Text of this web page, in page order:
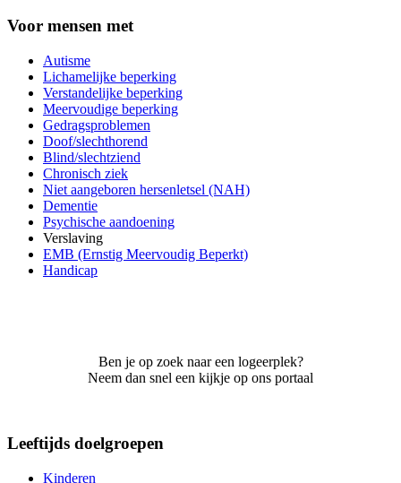
Voor mensen met
Autisme
Lichamelijke beperking
Verstandelijke beperking
Meervoudige beperking
Gedragsproblemen
Doof/slechthorend
Blind/slechtziend
Chronisch ziek
Niet aangeboren hersenletsel (NAH)
Dementie
Psychische aandoening
Verslaving
EMB (Ernstig Meervoudig Beperkt)
Handicap
Ben je op zoek naar een logeerplek?
Neem dan snel een kijkje op ons portaal
Leeftijds doelgroepen
Kinderen